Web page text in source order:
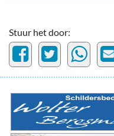
Stuur het door: